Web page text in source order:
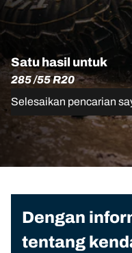
Satu hasil untuk
285 /55 R20
Selesaikan pencarian
Dengan
tentang